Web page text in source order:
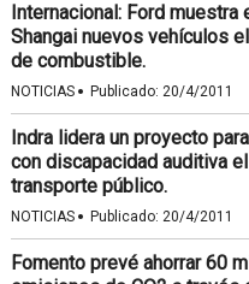
Internacional: Ford
Shangai nuevos vehículos
de combustible.
NOTICIAS · Publicado: 20/4/2011
Indra lidera un proyecto
con discapacidad auditiva
transporte público.
NOTICIAS · Publicado: 20/4/2011
Fomento prevé ahorrar 60